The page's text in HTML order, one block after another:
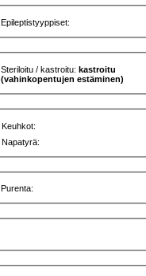
Epileptistyyppiset:
Steriloitu / kastroitu:kastroitu
(vahinkopentujen estäminen)
Keuhkot:
Napatyrä:
Purenta: